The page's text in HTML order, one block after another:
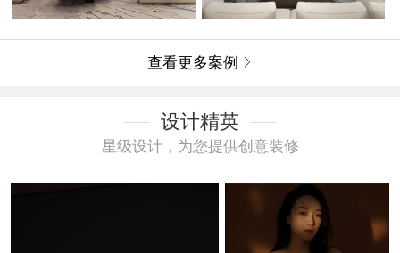
查看更多案例 
设计精英
星级设计，为您提供创意装修